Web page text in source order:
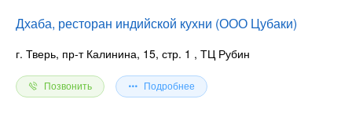
Дхаба, ресторан индийской кухни (ООО Цубаки)
г. Тверь, пр-т Калинина, 15, стр. 1 , ТЦ Рубин
Позвонить Подробнее